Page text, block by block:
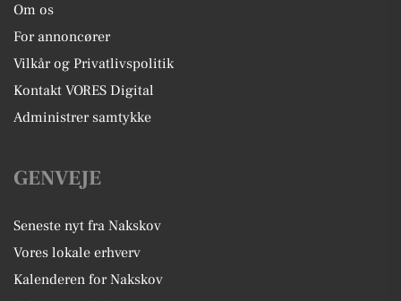
Om os
For annoncører
Vilkår og Privatlivspolitik
Kontakt VORES Digital
Administrer samtykke
GENVEJE
Seneste nyt fra Nakskov
Vores lokale erhverv
Kalenderen for Nakskov